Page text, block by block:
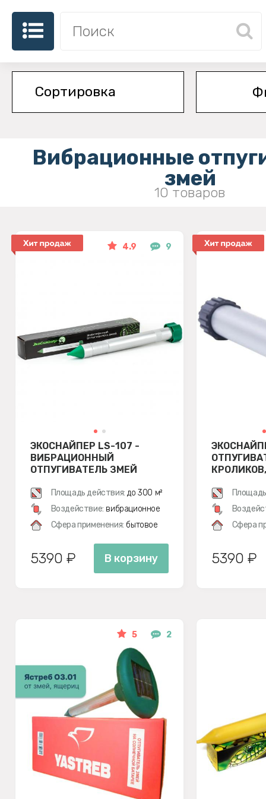
Вибрационные
змей
10 товаров
4.9 9
ЭКОСНАЙПЕР LS-107 -
ВИБРАЦИОННЫЙ
ОТПУГИВАТЕЛЬ ЗМЕЙ
Площадь действия: до 300 м²
Воздействие: вибрационное
Сфера применения: бытовое
5390 ₽ В корзину
Сфера
5390 ₽
5 2